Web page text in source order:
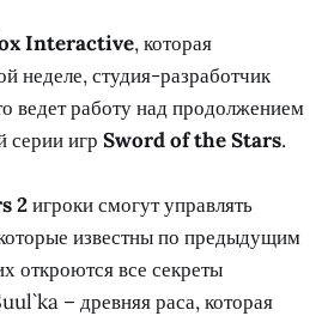
Interactive, которая
неделе, студия-разработчик
ведет работу над продолжением
серии игр Sword of the Stars.
2игроки смогут управлять
известны по предыдущим
откроются все секреты
– древняя раса, которая